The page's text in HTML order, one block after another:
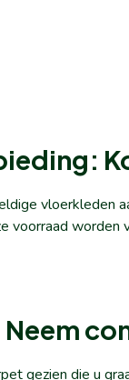
vloerkleden
voorraad
gezien die u